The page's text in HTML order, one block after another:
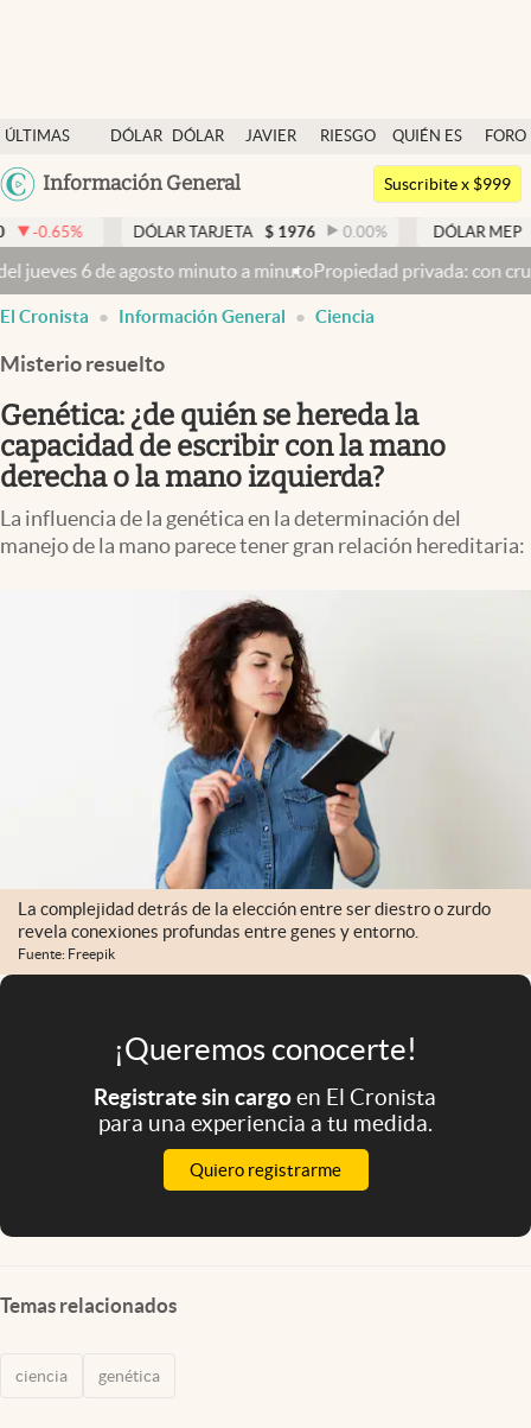
ÚLTIMAS
NOTICIAS
DÓLAR
DÓLAR
JAVIER
RIESGO
QUIÉN ES
QUIÉN
FORO
Argentina
México
Información General
Dólar
Members
Economía y Política
Finanzas y Mercados
Mercados Online
Negocios
Columnistas
Otras secciones
Infotechnology
abre en nueva pestaña
Suscribite x $999
DÓLAR TARJETA $ 1976 0.00% DÓLAR MEP $ 1521,52
a minutoPropiedad privada: con cruces y chicanas, el Senado
El Cronista Información General Ciencia
Misterio resuelto
Genética: ¿de quién se hereda la
capacidad de escribir con la mano
derecha o la mano izquierda?
La influencia de la genética en la determinación del
manejo de la mano parece tener gran relación hereditaria:
La complejidad detrás de la elección entre ser diestro o zurdo
revela conexiones profundas entre genes y entorno.
Fuente: Freepik
¡Queremos conocerte!
Registrate sin cargoen El Cronista
para una experiencia a tu medida.
Quiero registrarme
Temas relacionados
ciencia genética